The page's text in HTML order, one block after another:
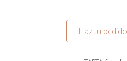
Haz tu pedido